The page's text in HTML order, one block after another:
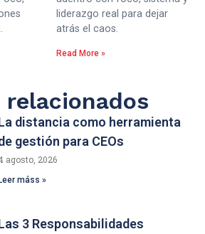
liderazgo real para dejar
atrás el caos.
Read More »
distancia como herramienta
gestión para CEOs
agosto, 2026
Leer máss »
3 Responsabilidades